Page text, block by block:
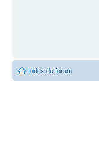
Index du forum